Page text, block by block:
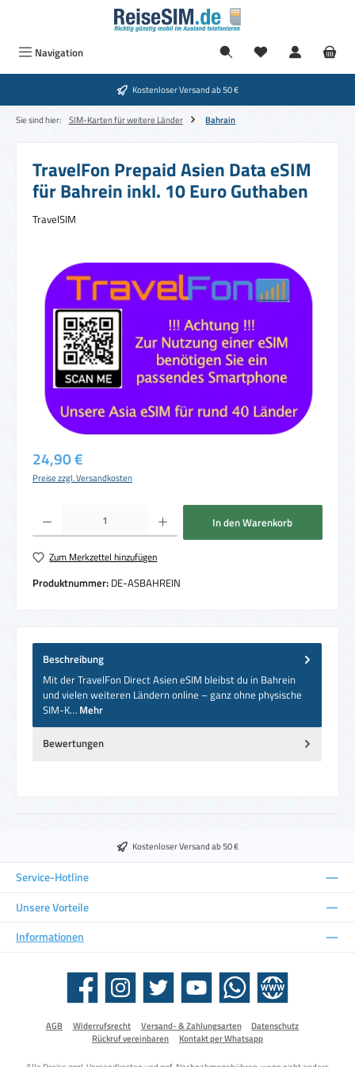
Zum Hauptinhalt springen
Navigation
Kostenloser Versand ab 50 €
Sie sind hier: SIM-Karten für weitere Länder Bahrain
TravelFon Prepaid Asien Data eSIM
für Bahrein inkl. 10 Euro Guthaben
TravelSIM
Bildergalerie überspringen
Regulärer Preis:
24,90 €
Preise zzgl. Versandkosten
Produkt Anzahl: Gib den gewünschten Wert ein oder benutze die Schaltflächen um
In den Warenkorb
Zum Merkzettel hinzufügen
Produktnummer: DE-ASBAHREIN
Beschreibung
Mit der TravelFon Direct Asien eSIM bleibst du in Bahrein
und vielen weiteren Ländern online – ganz ohne physische
SIM-K… Mehr
Bewertungen
Kostenloser Versand ab 50 €
Service-Hotline
Unsere Vorteile
Informationen
Facebook Instagram Twitter YouTube WhatsApp Website
AGB Widerrufsrecht Versand- & Zahlungsarten
Datenschutz
Rückruf vereinbaren
Kontakt per Whatsapp